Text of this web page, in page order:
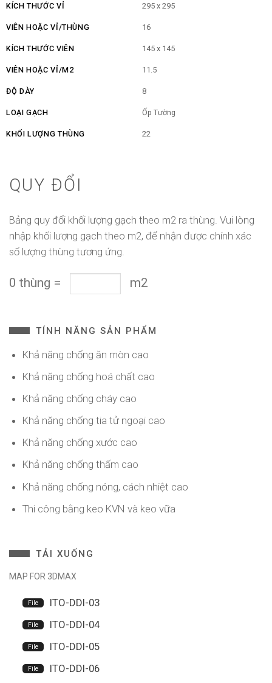
KÍCH THƯỚC VỈ 295 x 295
VIÊN HOẶC VỈ/THÙNG 16
KÍCH THƯỚC VIÊN 145 x 145
VIÊN HOẶC VỈ/M2 11.5
ĐỘ DÀY 8
LOẠI GẠCH Ốp Tường
KHỐI LƯỢNG THÙNG 22
QUY ĐỔI
Bảng quy đổi khối lượng gạch theo m2 ra thùng. Vui lòng
nhập khối lượng gạch theo m2, để nhận được chính xác
số lượng thùng tương ứng.
0 thùng = m2
TÍNH NĂNG SẢN PHẨM
Khả năng chống ăn mòn cao
Khả năng chống hoá chất cao
Khả năng chống cháy cao
Khả năng chống tia tử ngoại cao
Khả năng chống xước cao
Khả năng chống thấm cao
Khả năng chống nóng, cách nhiệt cao
Thi công bằng keo KVN và keo vữa
TẢI XUỐNG
MAP FOR 3DMAX
ITO-DDI-03
ITO-DDI-04
ITO-DDI-05
ITO-DDI-06